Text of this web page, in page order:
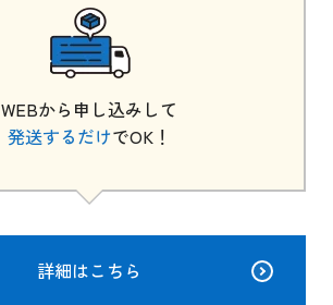
WEBから申し込みして
発送するだけでOK！
詳細はこちら